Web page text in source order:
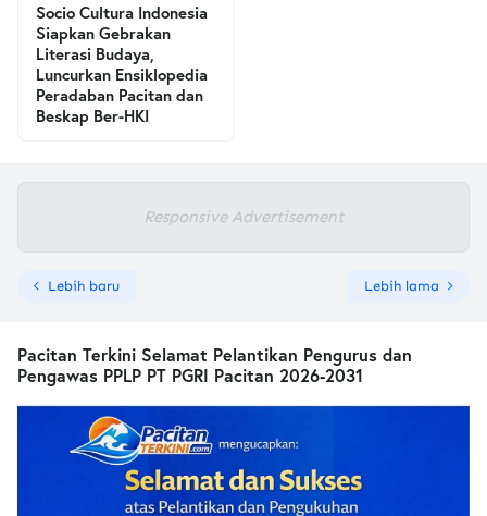
Socio Cultura Indonesia
Siapkan Gebrakan
Literasi Budaya,
Luncurkan Ensiklopedia
Peradaban Pacitan dan
Beskap Ber-HKI
Responsive Advertisement
Lebih baru Lebih lama
Pacitan Terkini Selamat Pelantikan Pengurus dan
Pengawas PPLP PT PGRI Pacitan 2026-2031